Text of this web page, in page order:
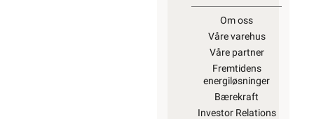
Om oss
Våre varehus
Våre partner
Fremtidens
energiløsninger
Bærekraft
Investor Relations